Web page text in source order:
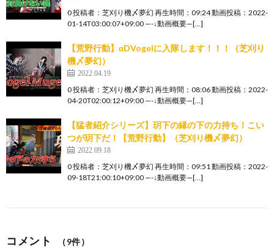
0 投稿者：芝刈り機〆夢幻 再生時間：09:24 動画投稿：2022-
01-14T03:00:07+09:00 —-↓動画概要—[…]
【荒野行動】αDVogelに入隊します！！！（芝刈り
機〆夢幻）
2022.04.19
0 投稿者：芝刈り機〆夢幻 再生時間：08:06 動画投稿：2022-
04-20T02:00:12+09:00 —-↓動画概要—[…]
【猛者紹介シリーズ】玥下の縁の下の力持ち！こい
つが玥下だ！【荒野行動】（芝刈り機〆夢幻）
2022.09.18
0 投稿者：芝刈り機〆夢幻 再生時間：09:51 動画投稿：2022-
09-18T21:00:10+09:00 —-↓動画概要—[…]
コメント （9件）